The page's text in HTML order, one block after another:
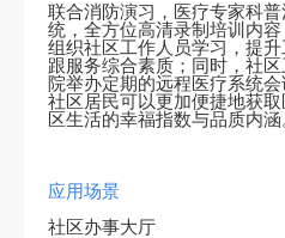
联合消防演习，医疗专家科
统，全方位高清录制培训内
组织社区工作人员学习，提
跟服务综合素质；同时，社
院举办定期的远程医疗系统
社区居民可以更加便捷地获
区生活的幸福指数与品质内涵
应用场景
社区办事大厅